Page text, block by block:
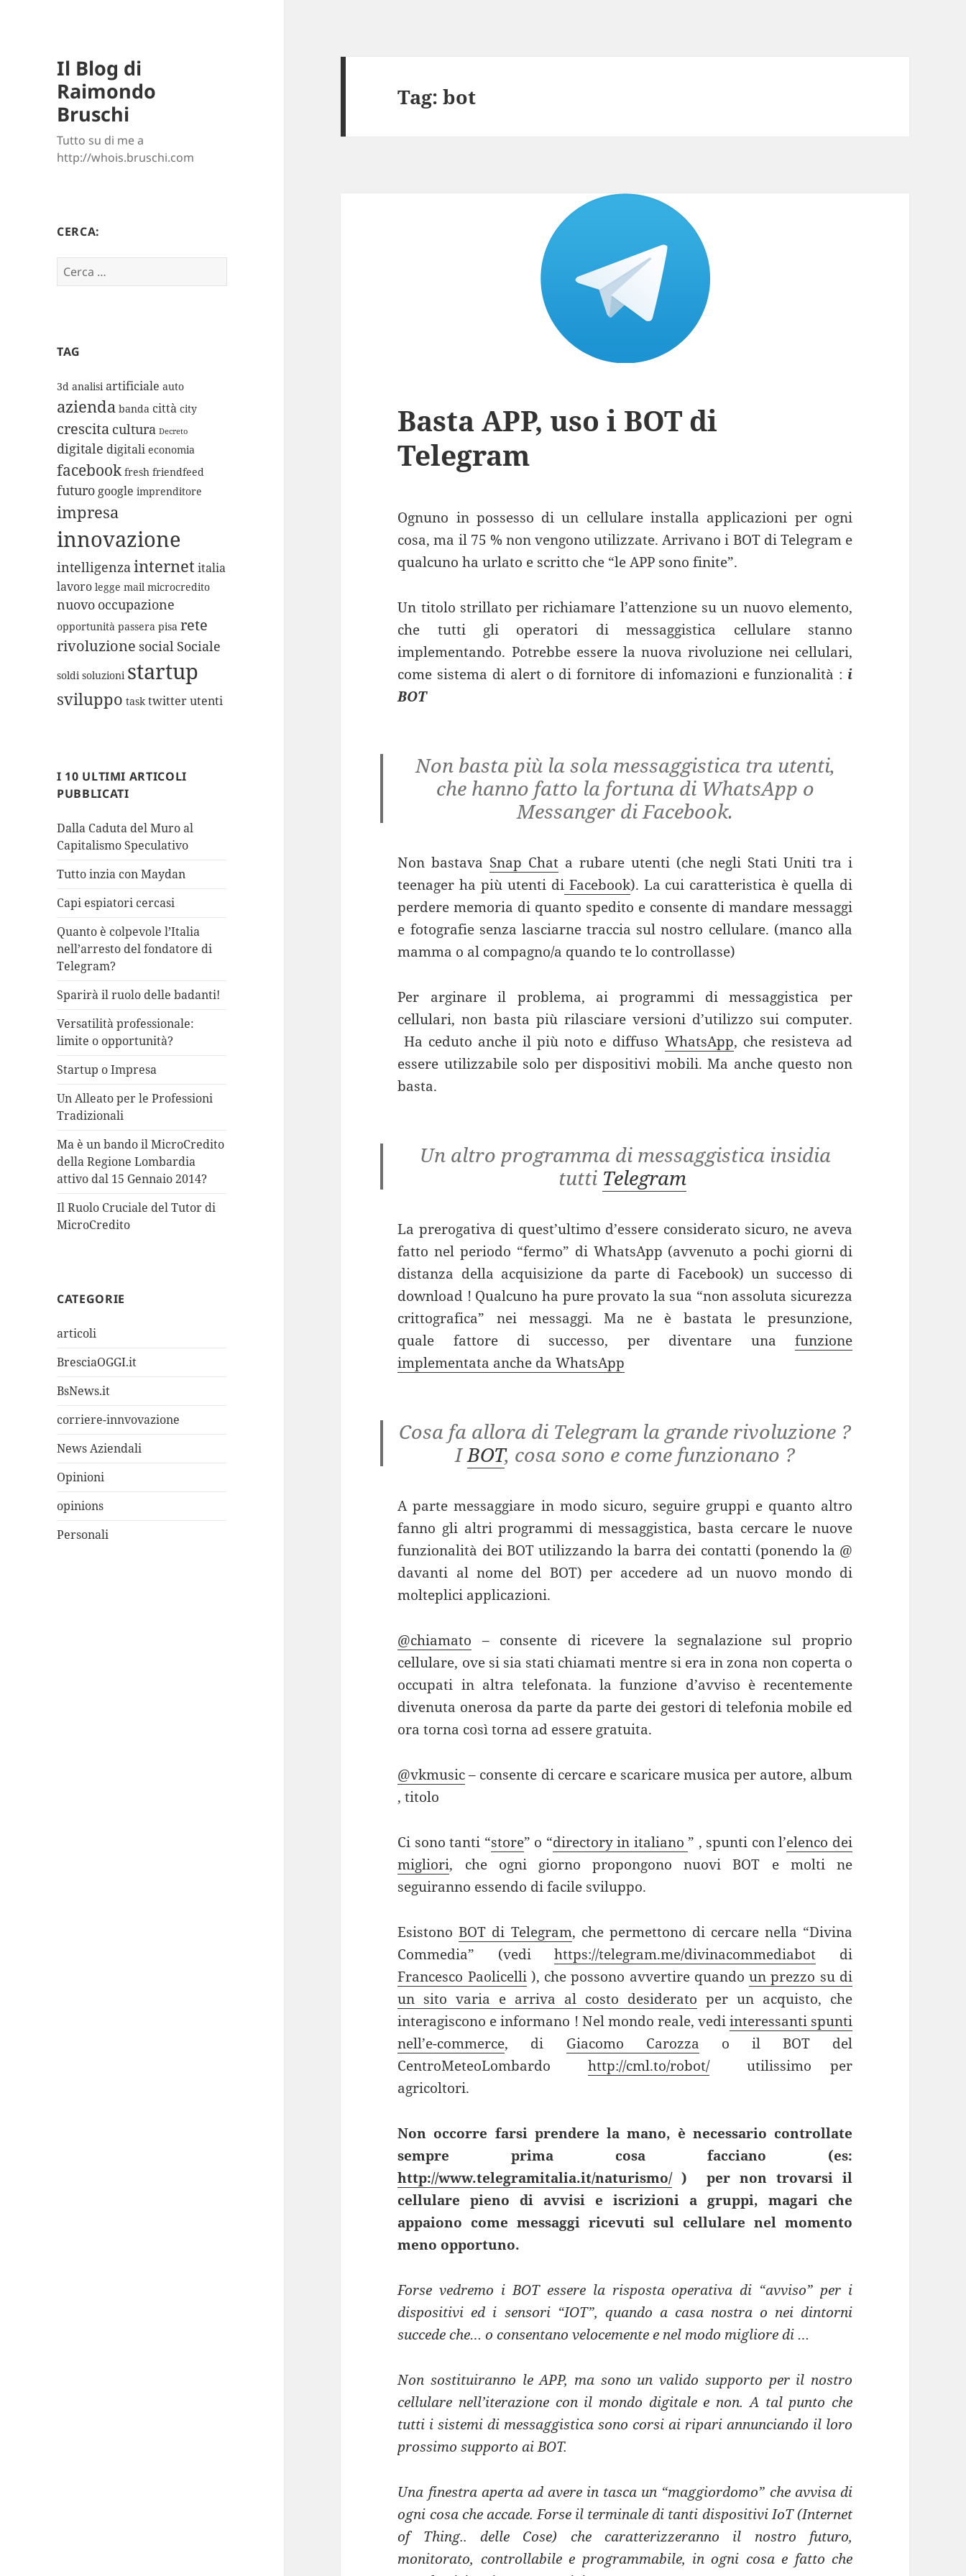
Il Blog di
Raimondo
Bruschi
Tutto su di me a
http://whois.bruschi.com
CERCA:
Ricerca
per:
TAG
3d analisi artificiale auto
azienda banda città city
crescita cultura Decreto
digitale digitali economia
facebook fresh friendfeed
futuro google imprenditore
impresa
innovazione
intelligenzainternetitalia
lavoro legge mail microcredito
nuovo occupazione
opportunità passera pisa rete
rivoluzione social Sociale
soldi soluzioni startup
sviluppo task twitterutenti
I 10 ULTIMI ARTICOLI
PUBBLICATI
Dalla Caduta del Muro al
Capitalismo Speculativo
Tutto inzia con Maydan
Capi espiatori cercasi
Quanto è colpevole l’Italia
nell’arresto del fondatore di
Telegram?
Sparirà il ruolo delle badanti!
Versatilità professionale:
limite o opportunità?
Startup o Impresa
Un Alleato per le Professioni
Tradizionali
Ma è un bando il MicroCredito
della Regione Lombardia
attivo dal 15 Gennaio 2014?
Il Ruolo Cruciale del Tutor di
MicroCredito
CATEGORIE
articoli
BresciaOGGI.it
BsNews.it
corriere-innvovazione
News Aziendali
Opinioni
opinions
Personali
Tag:bot
Basta APP, uso i BOT di
Telegram
Ognuno in possesso di un cellulare installa applicazioni per ogni
cosa, ma il 75 % non vengono utilizzate. Arrivano i BOT di Telegram e
qualcuno ha urlato e scritto che “le APP sono finite”.
Un titolo strillato per richiamare l’attenzione su un nuovo elemento,
che tutti gli operatori di messaggistica cellulare stanno
implementando. Potrebbe essere la nuova rivoluzione nei cellulari,
come sistema di alert o di fornitore di infomazioni e funzionalità : i
BOT
Non basta più la sola messaggistica tra utenti,
che hanno fatto la fortuna di WhatsApp o
Messanger di Facebook.
Non bastava Snap Chat a rubare utenti (che negli Stati Uniti tra i
teenager ha più utenti diFacebook). La cui caratteristica è quella di
perdere memoria di quanto spedito e consente di mandare messaggi
e fotografie senza lasciarne traccia sul nostro cellulare. (manco alla
mamma o al compagno/a quando te lo controllasse)
Per arginare il problema, ai programmi di messaggistica per
cellulari, non basta più rilasciare versioni d’utilizzo sui computer.
Ha ceduto anche il più noto e diffuso WhatsApp, che resisteva ad
essere utilizzabile solo per dispositivi mobili. Ma anche questo non
basta.
Un altro programma di messaggistica insidia
tutti Telegram
La prerogativa di quest’ultimo d’essere considerato sicuro, ne aveva
fatto nel periodo “fermo” di WhatsApp (avvenuto a pochi giorni di
distanza della acquisizione da parte di Facebook) un successo di
download ! Qualcuno ha pure provato la sua “non assoluta sicurezza
crittografica” nei messaggi. Ma ne è bastata le presunzione,
quale fattore di successo, per diventare una funzione
implementata anche da WhatsApp
Cosa fa allora di Telegram la grande rivoluzione ?
IBOT, cosa sono e come funzionano ?
A parte messaggiare in modo sicuro, seguire gruppi e quanto altro
fanno gli altri programmi di messaggistica, basta cercare le nuove
funzionalità dei BOT utilizzando la barra dei contatti (ponendo la @
davanti al nome del BOT) per accedere ad un nuovo mondo di
molteplici applicazioni.
@chiamato – consente di ricevere la segnalazione sul proprio
cellulare, ove si sia stati chiamati mentre si era in zona non coperta o
occupati in altra telefonata. la funzione d’avviso è recentemente
divenuta onerosa da parte da parte dei gestori di telefonia mobile ed
ora torna così torna ad essere gratuita.
@vkmusic– consente di cercare e scaricare musica per autore, album
, titolo
Ci sono tanti “store” o “directory in italiano” , spunti con l’elenco dei
migliori, che ogni giorno propongono nuovi BOT e molti ne
seguiranno essendo di facile sviluppo.
EsistonoBOT di Telegram, che permettono di cercare nella “Divina
Commedia” (vedihttps://telegram.me/divinacommediabot di
Francesco Paolicelli), che possono avvertire quandoun prezzo su di
un sito varia e arriva al costo desiderato per un acquisto, che
interagiscono e informano ! Nel mondo reale, vediinteressanti spunti
nell’e-commerce, di Giacomo Carozza o il BOT del
CentroMeteoLombardohttp://cml.to/robot/utilissimo per
agricoltori.
Non occorre farsi prendere la mano, è necessario controllate
sempre prima cosa facciano (es:
http://www.telegramitalia.it/naturismo/) per non trovarsi il
cellulare pieno di avvisi e iscrizioni a gruppi, magari che
appaiono come messaggi ricevuti sul cellulare nel momento
meno opportuno.
Forse vedremo i BOT essere la risposta operativa di “avviso” per i
dispositivi ed i sensori “IOT”, quando a casa nostra o nei dintorni
succede che… o consentano velocemente e nel modo migliore di …
Non sostituiranno le APP, ma sono un valido supporto per il nostro
cellulare nell’iterazione con il mondo digitale e non. A tal punto che
tutti i sistemi di messaggistica sono corsi ai ripari annunciando il loro
prossimo supporto ai BOT.
Una finestra aperta ad avere in tasca un “maggiordomo” che avvisa di
ogni cosa che accade. Forse il terminale di tanti dispositivi IoT (Internet
of Thing.. delle Cose) che caratterizzeranno il nostro futuro,
monitorato, controllabile e programmabile, in ogni cosa e fatto che